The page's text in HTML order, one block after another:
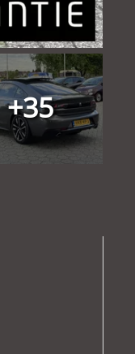
+35